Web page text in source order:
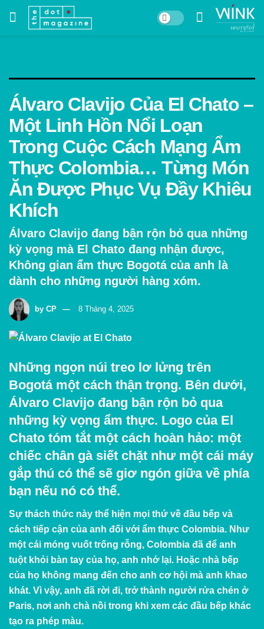
Álvaro Clavijo Của El Chato –
Một Linh Hồn Nổi Loạn
Trong Cuộc Cách Mạng Ẩm
Thực Colombia… Từng Món
Ăn Được Phục Vụ Đầy Khiêu
Khích
Álvaro Clavijo đang bận rộn bỏ qua những
kỳ vọng mà El Chato đang nhận được,
Không gian ẩm thực Bogotá của anh là
dành cho những người hàng xóm.
by CP 8 Tháng 4, 2025
Những ngọn núi treo lơ lửng trên
Bogotá một cách thận trọng. Bên dưới,
Álvaro Clavijo đang bận rộn bỏ qua
những kỳ vọng ẩm thực. Logo của El
Chato tóm tắt một cách hoàn hảo: một
chiếc chân gà siết chặt như một cái máy
gắp thú có thể sẽ giơ ngón giữa về phía
bạn nếu nó có thể.
Sự thách thức này thể hiện mọi thứ về đầu bếp và
cách tiếp cận của anh đối với ẩm thực Colombia. Như
một cái móng vuốt trống rỗng, Colombia đã để anh
tuột khỏi bàn tay của họ, anh nhớ lại. Hoặc nhà bếp
của họ không mang đến cho anh cơ hội mà anh khao
khát. Vì vậy, anh đã rời đi, trở thành người rửa chén ở
Paris, nơi anh chà nồi trong khi xem các đầu bếp khác
tạo ra phép màu.